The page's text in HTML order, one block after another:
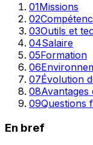
01Missions
02
03Outils et
04Salaire
05Formation
06
07Évolution
08Avantages
09Questions
En bref